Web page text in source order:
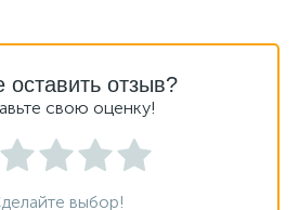
оставить отзыв?
свою оценку!
выбор!